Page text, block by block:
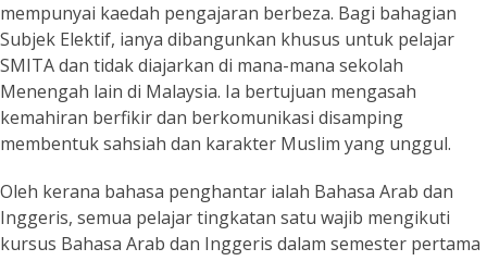
mempunyai kaedah pengajaran berbeza. Bagi bahagian
Subjek Elektif, ianya dibangunkan khusus untuk pelajar
SMITA dan tidak diajarkan di mana-mana sekolah
Menengah lain di Malaysia. Ia bertujuan mengasah
kemahiran berfikir dan berkomunikasi disamping
membentuk sahsiah dan karakter Muslim yang unggul.
Oleh kerana bahasa penghantar ialah Bahasa Arab dan
Inggeris, semua pelajar tingkatan satu wajib mengikuti
kursus Bahasa Arab dan Inggeris dalam semester pertama